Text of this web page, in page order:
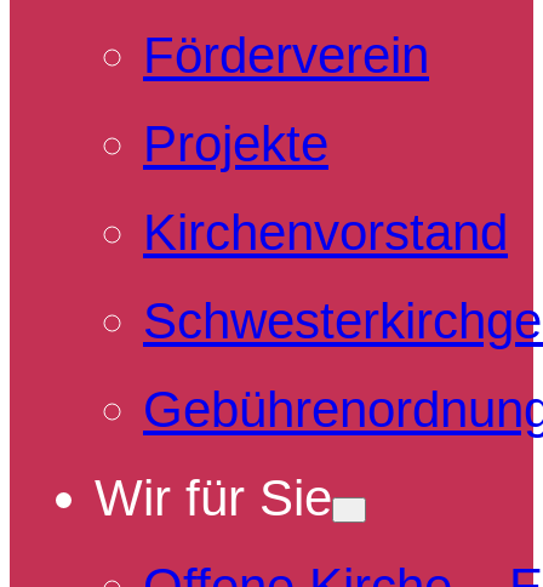
Förderverein
Projekte
Kirchenvorstand
Wir für Sie